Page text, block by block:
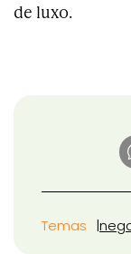
de luxo.
Temas